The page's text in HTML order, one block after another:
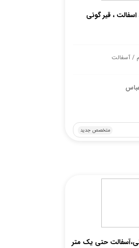
اسفالت ، قیر گونی
/ آسفالت
متخصص جدید
حتی یک متر